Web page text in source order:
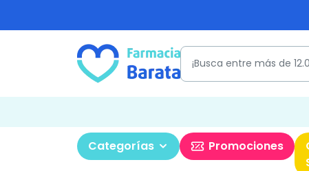
Categorías Promociones